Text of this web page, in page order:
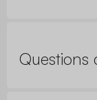
Questions